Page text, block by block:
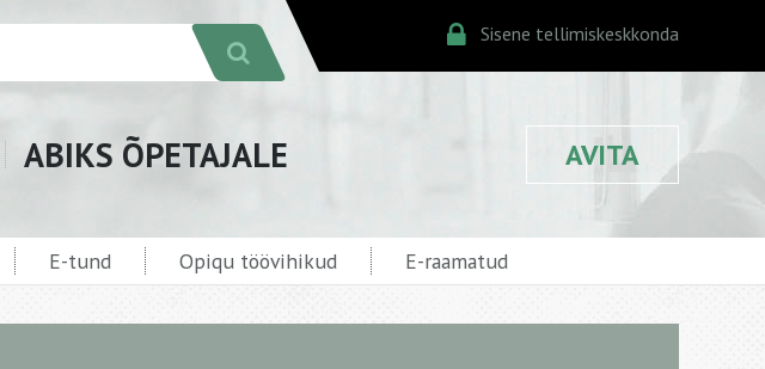
Sisene tellimiskeskkonda
ABIKS ÕPETAJALE AVITA
E-tund Opiqu töövihikud E-raamatud